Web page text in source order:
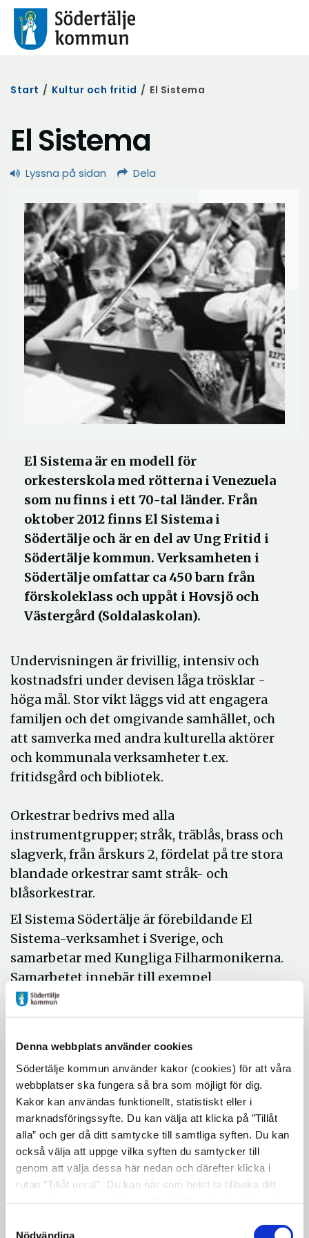
Denna webbplats använder cookies
Södertälje kommun använder kakor (cookies) för att våra
webbplatser ska fungera så bra som möjligt för dig.
Kakor kan användas funktionellt, statistiskt eller i
marknadsföringssyfte. Du kan välja att klicka på ”Tillåt
alla” och ger då ditt samtycke till samtliga syften. Du kan
också välja att uppge vilka syften du samtycker till
genom att välja dessa här nedan och därefter klicka i
rutan ”Tillåt urval”. Du kan när som helst ta tillbaka ditt
"Visa detaljer" kan du läsa om hur kakorna används och
Nödvändiga
Start / Kultur och fritid / El Sistema
El Sistema
Lyssna på sidan Dela
El Sistema är en modell för
orkesterskola med rötterna i Venezuela
som nu finns i ett 70-tal länder. Från
oktober 2012 finns El Sistema i
Södertälje och är en del av Ung Fritid i
Södertälje kommun. Verksamheten i
Södertälje omfattar ca 450 barn från
förskoleklass och uppåt i Hovsjö och
Västergård (Soldalaskolan).
Undervisningen är frivillig, intensiv och
kostnadsfri under devisen låga trösklar -
höga mål. Stor vikt läggs vid att engagera
familjen och det omgivande samhället, och
att samverka med andra kulturella aktörer
och kommunala verksamheter t.ex.
fritidsgård och bibliotek.
Orkestrar bedrivs med alla
instrumentgrupper; stråk, träblås, brass och
slagverk, från årskurs 2, fördelat på tre stora
blandade orkestrar samt stråk- och
blåsorkestrar.
El Sistema Södertälje är förebildande El
Sistema-verksamhet i Sverige, och
samarbetar med Kungliga Filharmonikerna.
Samarbetet innebär till exempel
studiebesök på Konserthuset,
gemensamma konsertprojekt, och även
Filharmonin till verksamheten i Södertälje.
Lägerverksamhet bedrivs på såväl nationell
som internationell nivå till exempel via
SEYO - Sistema Europe Youth Orchestra, och
Side by Side i Göteborg. El Sistema
Södertälje är stolta organisatörer av El
Sistemas Nationalorkester - ESNO, i